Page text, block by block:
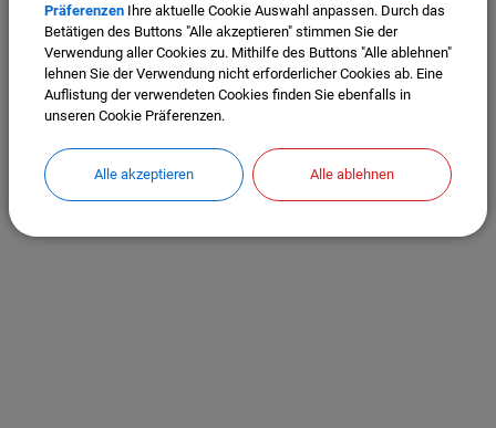
Präferenzen Ihre aktuelle Cookie Auswahl anpassen. Durch das
Betätigen des Buttons "Alle akzeptieren" stimmen Sie der
Verwendung aller Cookies zu. Mithilfe des Buttons "Alle ablehnen"
lehnen Sie der Verwendung nicht erforderlicher Cookies ab. Eine
Auflistung der verwendeten Cookies finden Sie ebenfalls in
unseren Cookie Präferenzen.
Alle akzeptieren Alle ablehnen